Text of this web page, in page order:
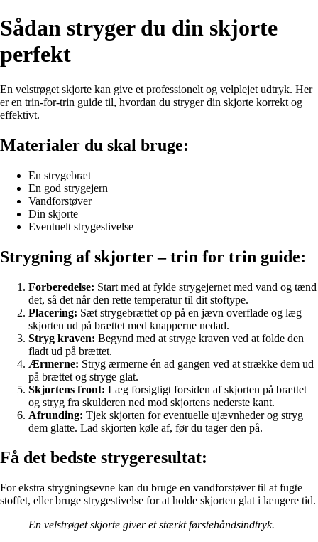
Sådan stryger du din skjorte
perfekt
En velstrøget skjorte kan give et professionelt og velplejet udtryk. Her
er en trin-for-trin guide til, hvordan du stryger din skjorte korrekt og
effektivt.
Materialer du skal bruge:
En strygebræt
En god strygejern
Vandforstøver
Din skjorte
Eventuelt strygestivelse
Strygning af skjorter – trin for trin guide:
Forberedelse: Start med at fylde strygejernet med vand og tænd
det, så det når den rette temperatur til dit stoftype.
Placering: Sæt strygebrættet op på en jævn overflade og læg
skjorten ud på brættet med knapperne nedad.
Stryg kraven: Begynd med at stryge kraven ved at folde den
fladt ud på brættet.
Ærmerne: Stryg ærmerne én ad gangen ved at strække dem ud
på brættet og stryge glat.
Skjortens front: Læg forsigtigt forsiden af skjorten på brættet
og stryg fra skulderen ned mod skjortens nederste kant.
Afrunding: Tjek skjorten for eventuelle ujævnheder og stryg
dem glatte. Lad skjorten køle af, før du tager den på.
Få det bedste strygeresultat:
For ekstra strygningsevne kan du bruge en vandforstøver til at fugte
stoffet, eller bruge strygestivelse for at holde skjorten glat i længere tid.
En velstrøget skjorte giver et stærkt førstehåndsindtryk.